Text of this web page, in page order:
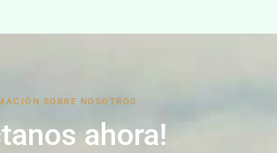
SOBRE NOSOTROS
ahora!